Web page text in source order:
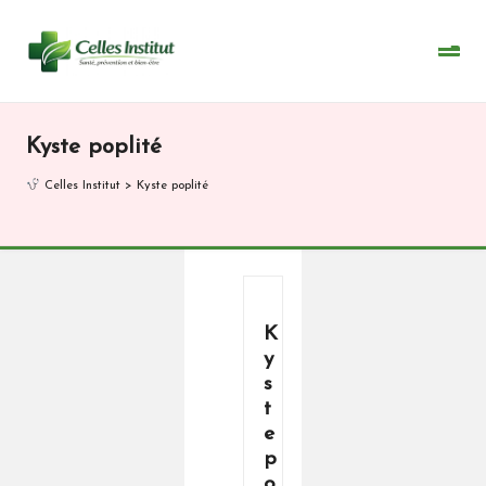
Kyste poplité
Celles Institut> Kyste poplité
K
y
s
t
e
p